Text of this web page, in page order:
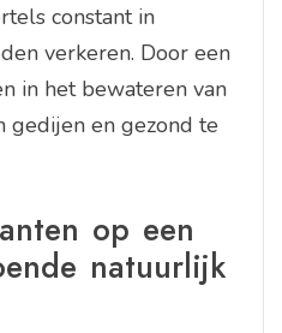
constant in
verkeren. Door een
in het bewateren van
gedijen en gezond te
op een
natuurlijk